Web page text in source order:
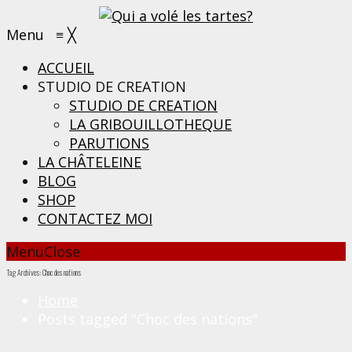
Menu ≡ ╳
ACCUEIL
STUDIO DE CREATION
STUDIO DE CREATION
LA GRIBOUILLOTHEQUE
PARUTIONS
LA CHÂTELEINE
BLOG
SHOP
CONTACTEZ MOI
MenuClose
Tag Archives: Choc des nations